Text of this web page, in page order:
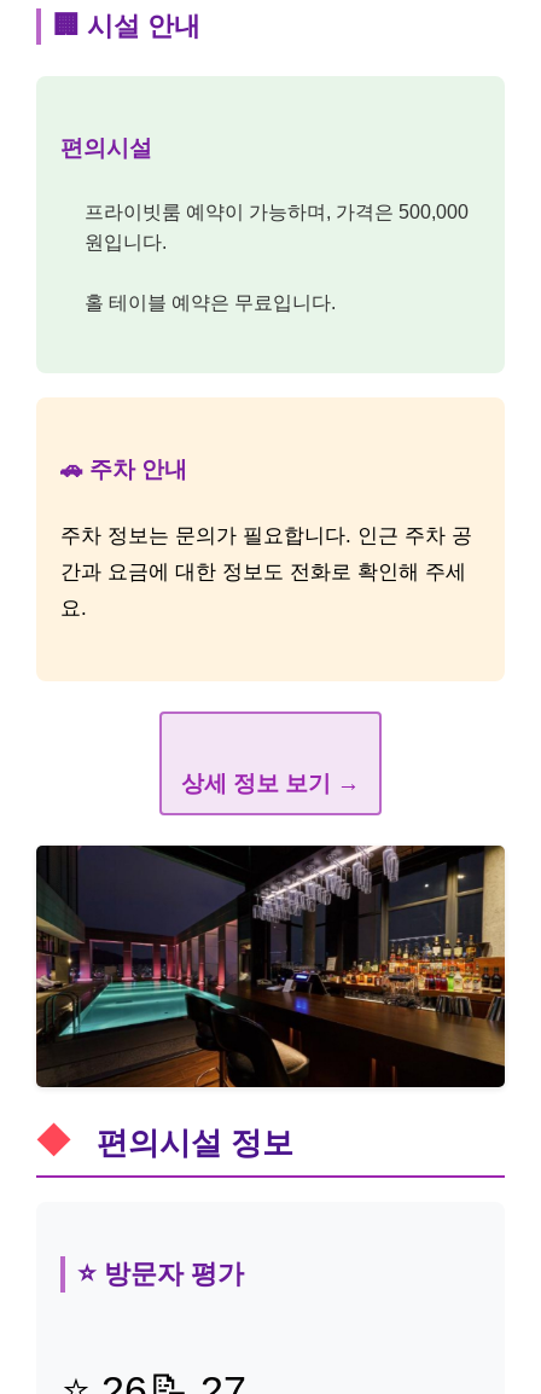
🏢 시설 안내
편의시설
프라이빗룸 예약이 가능하며, 가격은 500,000
원입니다.
홀 테이블 예약은 무료입니다.
🚗 주차 안내
주차 정보는 문의가 필요합니다. 인근 주차 공
간과 요금에 대한 정보도 전화로 확인해 주세
요.
상세 정보 보기 →
편의시설 정보
⭐ 방문자 평가